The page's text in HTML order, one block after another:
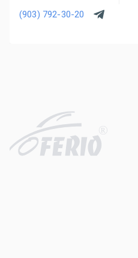
(903) 792-30-20
R